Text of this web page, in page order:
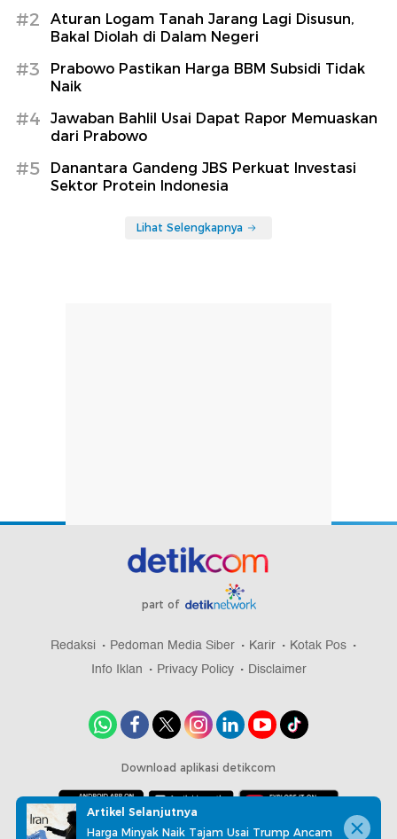
#2
Aturan Logam Tanah Jarang Lagi Disusun,
Bakal Diolah di Dalam Negeri
#3
Prabowo Pastikan Harga BBM Subsidi Tidak
Naik
#4
Jawaban Bahlil Usai Dapat Rapor Memuaskan
dari Prabowo
#5
Danantara Gandeng JBS Perkuat Investasi
Sektor Protein Indonesia
Lihat Selengkapnya
part of
Redaksi Pedoman Media Siber Karir
Kotak Pos
Info Iklan
Privacy Policy Disclaimer
Download aplikasi detikcom
Artikel Selanjutnya
Harga Minyak Naik Tajam Usai Trump Ancam